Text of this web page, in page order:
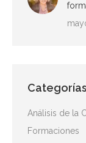
Categorías
Análisis de la
Formaciones